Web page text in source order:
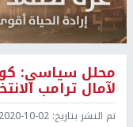
محلل سياسي:
لآمال ترامب
تم النشر بتاريخ: 2020-10-02 10:33